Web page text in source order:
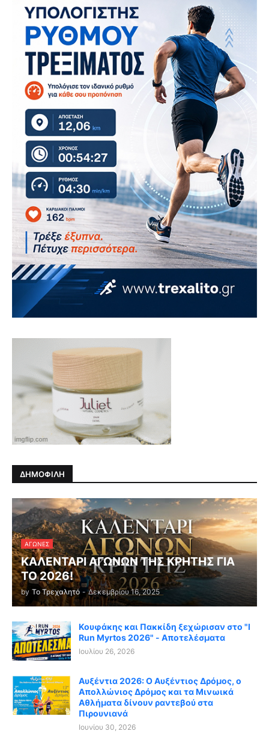
ΔΗΜΟΦΙΛΗ
ΑΓΏΝΕΣ
ΚΑΛΕΝΤΑΡΙ ΑΓΩΝΩΝ ΤΗΣ ΚΡΗΤΗΣ ΓΙΑ
ΤΟ 2026!
by Το Τρεχαλητό - Δεκεμβρίου 16, 2025
Κουφάκης και Πακκίδη ξεχώρισαν στο "I
Run Myrtos 2026" - Αποτελέσματα
Ιουλίου 26, 2026
Αυξέντια 2026: Ο Αυξέντιος Δρόμος, ο
Απολλώνιος Δρόμος και τα Μινωικά
Αθλήματα δίνουν ραντεβού στα
Πιρουνιανά
Ιουνίου 30, 2026